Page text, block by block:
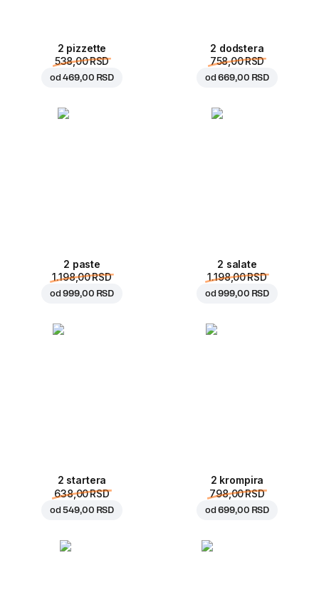
2 pizzette
538,00 RSD
od469,00 RSD
2 dodstera
758,00 RSD
od669,00 RSD
2 paste
1.198,00 RSD
od999,00 RSD
2 salate
1.198,00 RSD
od999,00 RSD
2 startera
638,00 RSD
od549,00 RSD
2 krompira
798,00 RSD
od699,00 RSD